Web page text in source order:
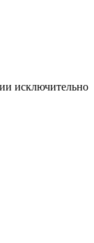
исключительно